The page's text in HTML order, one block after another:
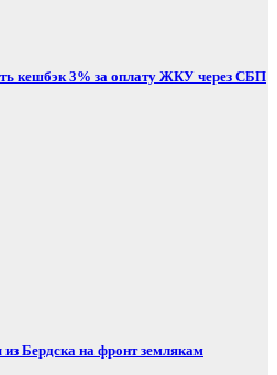
3% за оплату ЖКУ через СБП
Бердска на фронт землякам